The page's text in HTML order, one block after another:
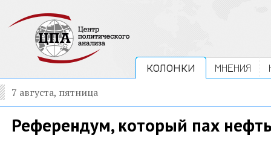
КОЛОНКИ МНЕНИЯ
7 августа, пятница
Референдум, который пах